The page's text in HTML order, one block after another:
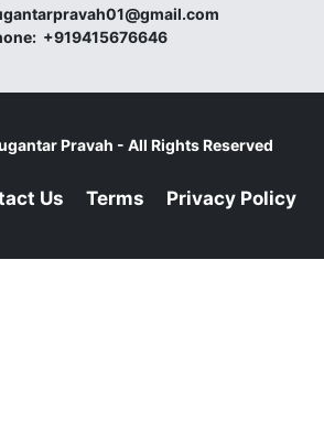
+919415676646
Pravah - All Rights Reserved
Us Terms Privacy Policy